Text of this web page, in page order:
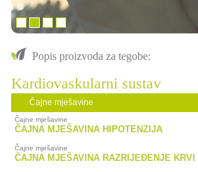
Popis proizvoda za tegobe:
Kardiovaskularni sustav
Čajne mješavine
Čajne mješavine
ČAJNA MJEŠAVINA HIPOTENZIJA
Čajne mješavine
ČAJNA MJEŠAVINA RAZRIJEĐENJE KRVI